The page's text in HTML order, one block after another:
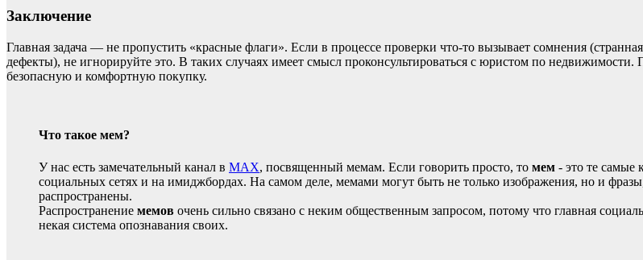
Заключение
Главная задача — не пропустить «красные флаги». Если в процессе проверки что‑то вызывает сомнения (странная
дефекты), не игнорируйте это. В таких случаях имеет смысл проконсультироваться с юристом по недвижимости.
безопасную и комфортную покупку.
Что такое мем?
У нас есть замечательный канал в MAX, посвященный мемам. Если говорить просто, то мем - это те самые
социальных сетях и на имиджбордах. На самом деле, мемами могут быть не только изображения, но и
распространены.
Распространение мемов очень сильно связано с неким общественным запросом, потому что главная
некая система опознавания своих.